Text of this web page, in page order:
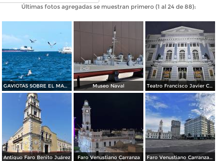
Últimas fotos agregadas se muestran primero (1 al 24 de 88):
GAVIOTAS SOBRE EL MAR AZUL DE VERACRUZ Museo Naval Teatro Francisco Javier Clavijero
Antiguo Faro Benito Juárez Faro Venustiano Carranza Faro Venustiano Carranza y Hotel Emporio